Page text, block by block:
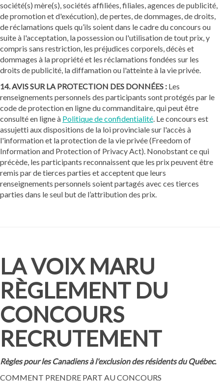
société(s) mère(s), sociétés affiliées, filiales, agences de publicité,
de promotion et d'exécution), de pertes, de dommages, de droits,
de réclamations quels qu’ils soient dans le cadre du concours ou
suite à l'acceptation, la possession ou l'utilisation de tout prix, y
compris sans restriction, les préjudices corporels, décès et
dommages à la propriété et les réclamations fondées sur les
droits de publicité, la diffamation ou l'atteinte à la vie privée.
14. AVIS SUR LA PROTECTION DES DONNÉES : Les
renseignements personnels des participants sont protégés par le
code de protection en ligne du commanditaire, qui peut être
consulté en ligne à Politique de confidentialité. Le concours est
assujetti aux dispositions de la loi provinciale sur l'accès à
l'information et la protection de la vie privée (Freedom of
Information and Protection of Privacy Act). Nonobstant ce qui
précède, les participants reconnaissent que les prix peuvent être
remis par de tierces parties et acceptent que leurs
renseignements personnels soient partagés avec ces tierces
parties dans le seul but de l’attribution des prix.
LA VOIX MARU
RÈGLEMENT DU
CONCOURS
RECRUTEMENT
Règles pour les Canadiens à l'exclusion des résidents du Québec.
COMMENT PRENDRE PART AU CONCOURS